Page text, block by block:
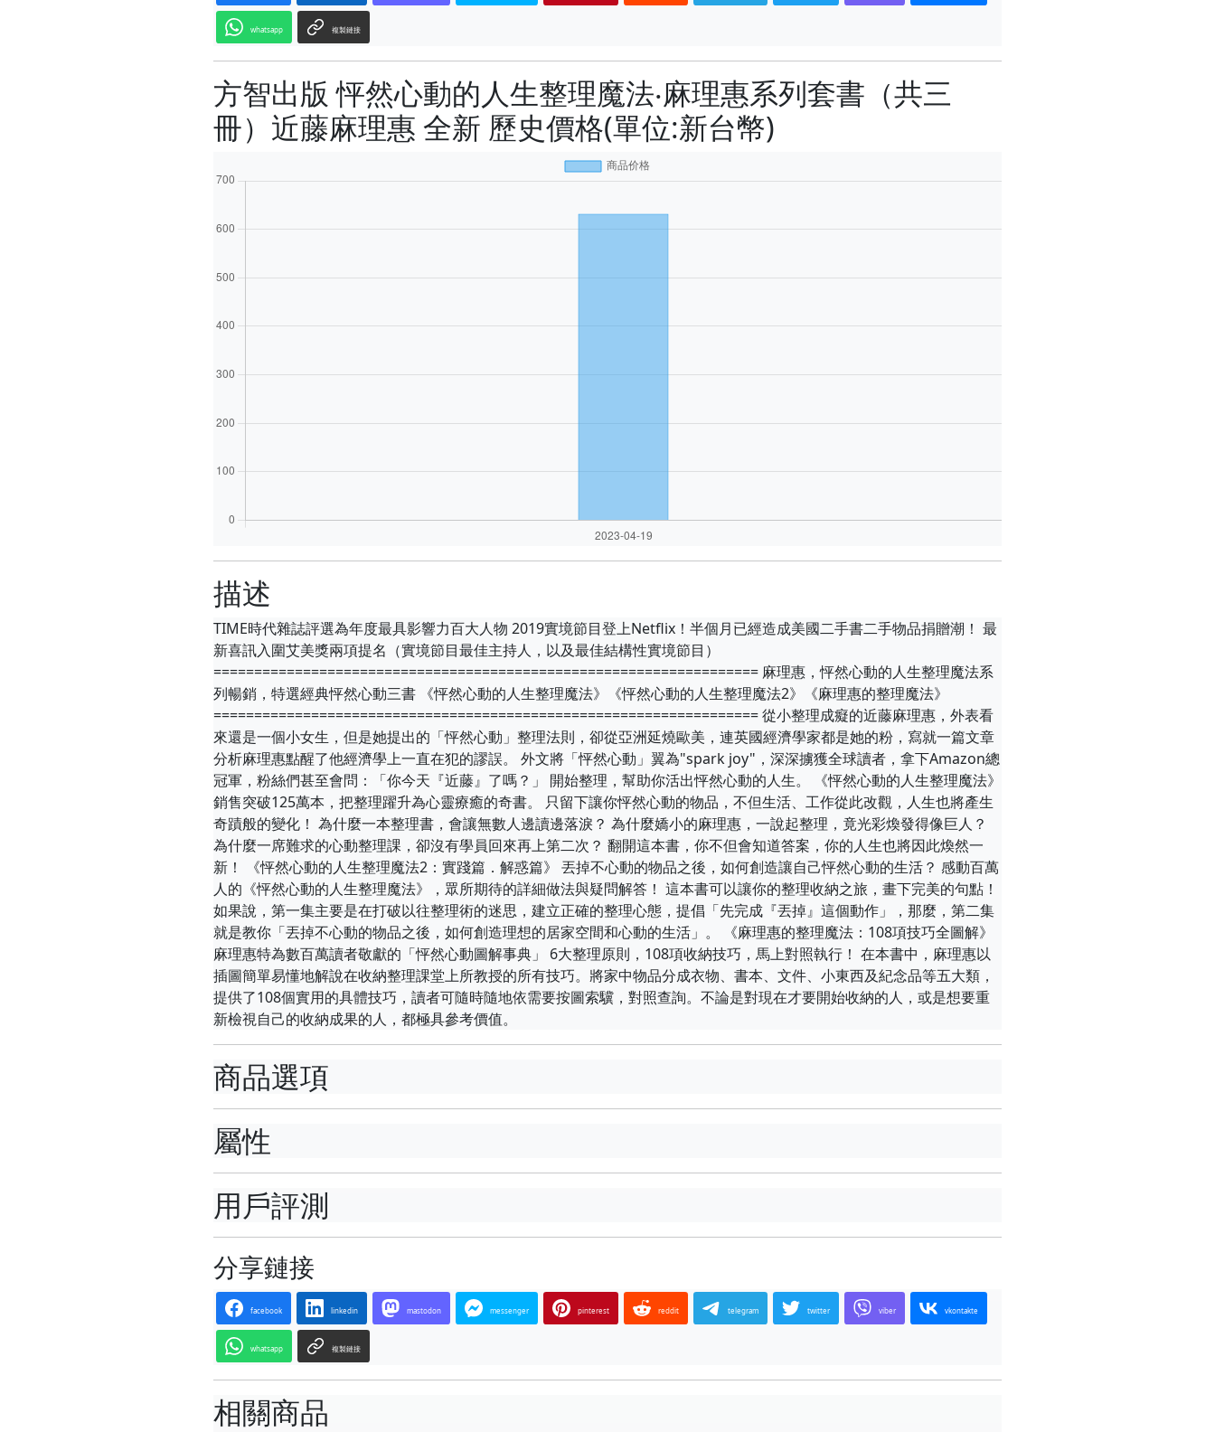
whatsapp 複製鏈接
方智出版 怦然心動的人生整理魔法‧麻理惠系列套書（共三
冊）近藤麻理惠 全新 歷史價格(單位:新台幣)
描述
TIME時代雜誌評選為年度最具影響力百大人物 2019實境節目登上Netflix！半個月已經造成美國二手書二手物品捐贈潮！ 最
新喜訊入圍艾美獎兩項提名（實境節目最佳主持人，以及最佳結構性實境節目）
=================================================================== 麻理惠，怦然心動的人生整理魔法系
列暢銷，特選經典怦然心動三書 《怦然心動的人生整理魔法》《怦然心動的人生整理魔法2》《麻理惠的整理魔法》
=================================================================== 從小整理成癡的近藤麻理惠，外表看
來還是一個小女生，但是她提出的「怦然心動」整理法則，卻從亞洲延燒歐美，連英國經濟學家都是她的粉，寫就一篇文章
分析麻理惠點醒了他經濟學上一直在犯的謬誤。 外文將「怦然心動」翼為"spark joy"，深深擄獲全球讀者，拿下Amazon總
冠軍，粉絲們甚至會問：「你今天『近藤』了嗎？」 開始整理，幫助你活出怦然心動的人生。 《怦然心動的人生整理魔法》
銷售突破125萬本，把整理躍升為心靈療癒的奇書。 只留下讓你怦然心動的物品，不但生活、工作從此改觀，人生也將產生
奇蹟般的變化！ 為什麼一本整理書，會讓無數人邊讀邊落淚？ 為什麼嬌小的麻理惠，一說起整理，竟光彩煥發得像巨人？
為什麼一席難求的心動整理課，卻沒有學員回來再上第二次？ 翻開這本書，你不但會知道答案，你的人生也將因此煥然一
新！ 《怦然心動的人生整理魔法2：實踐篇．解惑篇》 丟掉不心動的物品之後，如何創造讓自己怦然心動的生活？ 感動百萬
人的《怦然心動的人生整理魔法》，眾所期待的詳細做法與疑問解答！ 這本書可以讓你的整理收納之旅，畫下完美的句點！
如果說，第一集主要是在打破以往整理術的迷思，建立正確的整理心態，提倡「先完成『丟掉』這個動作」，那麼，第二集
就是教你「丟掉不心動的物品之後，如何創造理想的居家空間和心動的生活」。 《麻理惠的整理魔法：108項技巧全圖解》
麻理惠特為數百萬讀者敬獻的「怦然心動圖解事典」 6大整理原則，108項收納技巧，馬上對照執行！ 在本書中，麻理惠以
插圖簡單易懂地解說在收納整理課堂上所教授的所有技巧。將家中物品分成衣物、書本、文件、小東西及紀念品等五大類，
提供了108個實用的具體技巧，讀者可隨時隨地依需要按圖索驥，對照查詢。不論是對現在才要開始收納的人，或是想要重
新檢視自己的收納成果的人，都極具參考價值。
商品選項
屬性
用戶評測
分享鏈接
facebook linkedin mastodon messenger pinterest reddit telegram twitter viber vkontakte
whatsapp 複製鏈接
相關商品